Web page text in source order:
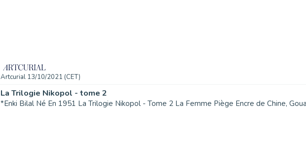
Artcurial 13/10/2021 (CET)
La Trilogie Nikopol - tome 2